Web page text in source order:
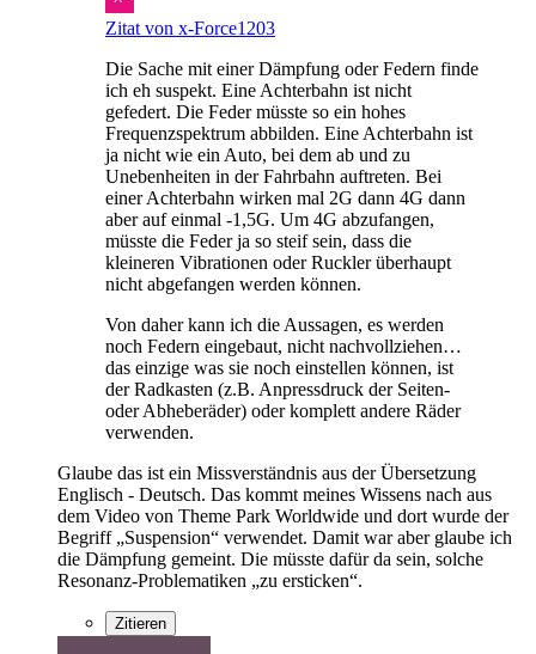
Zitat von x-Force1203
Die Sache mit einer Dämpfung oder Federn finde
ich eh suspekt. Eine Achterbahn ist nicht
gefedert. Die Feder müsste so ein hohes
Frequenzspektrum abbilden. Eine Achterbahn ist
ja nicht wie ein Auto, bei dem ab und zu
Unebenheiten in der Fahrbahn auftreten. Bei
einer Achterbahn wirken mal 2G dann 4G dann
aber auf einmal -1,5G. Um 4G abzufangen,
müsste die Feder ja so steif sein, dass die
kleineren Vibrationen oder Ruckler überhaupt
nicht abgefangen werden können.
Von daher kann ich die Aussagen, es werden
noch Federn eingebaut, nicht nachvollziehen…
das einzige was sie noch einstellen können, ist
der Radkasten (z.B. Anpressdruck der Seiten-
oder Abheberäder) oder komplett andere Räder
verwenden.
Glaube das ist ein Missverständnis aus der Übersetzung
Englisch - Deutsch. Das kommt meines Wissens nach aus
dem Video von Theme Park Worldwide und dort wurde der
Begriff „Suspension“ verwendet. Damit war aber glaube ich
die Dämpfung gemeint. Die müsste dafür da sein, solche
Resonanz-Problematiken „zu ersticken“.
Zitieren